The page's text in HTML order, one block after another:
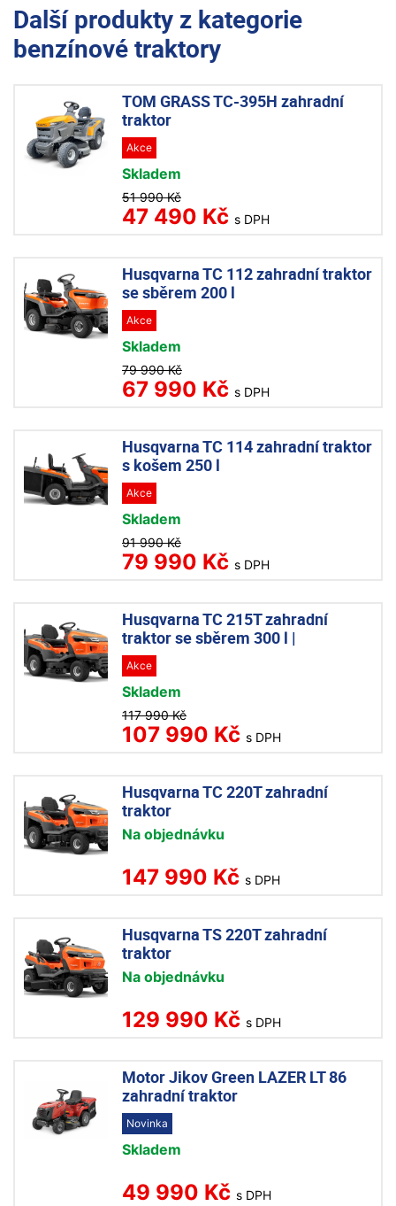
Další produkty z kategorie
benzínové traktory
TOM GRASS TC-395H zahradní
traktor
Akce
Skladem
51 990 Kč
47 490 Kč s DPH
Husqvarna TC 112 zahradní traktor
se sběrem 200 l
Akce
Skladem
79 990 Kč
67 990 Kč s DPH
Husqvarna TC 114 zahradní traktor
s košem 250 l
Akce
Skladem
91 990 Kč
79 990 Kč s DPH
Husqvarna TC 215T zahradní
traktor se sběrem 300 l |
Akce
Skladem
117 990 Kč
107 990 Kč s DPH
Husqvarna TC 220T zahradní
traktor
Na objednávku
147 990 Kč s DPH
Husqvarna TS 220T zahradní
traktor
Na objednávku
129 990 Kč s DPH
Motor Jikov Green LAZER LT 86
zahradní traktor
Novinka
Skladem
49 990 Kč s DPH